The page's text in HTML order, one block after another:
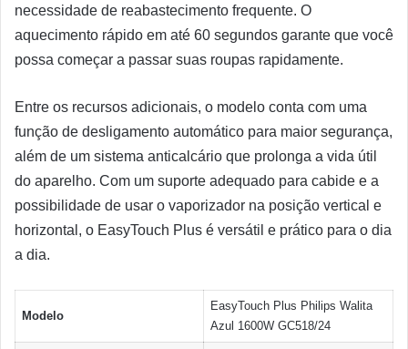
necessidade de reabastecimento frequente. O
aquecimento rápido em até 60 segundos garante que você
possa começar a passar suas roupas rapidamente.
Entre os recursos adicionais, o modelo conta com uma
função de desligamento automático para maior segurança,
além de um sistema anticalcário que prolonga a vida útil
do aparelho. Com um suporte adequado para cabide e a
possibilidade de usar o vaporizador na posição vertical e
horizontal, o EasyTouch Plus é versátil e prático para o dia
a dia.
Modelo
EasyTouch Plus Philips Walita
Azul 1600W GC518/24